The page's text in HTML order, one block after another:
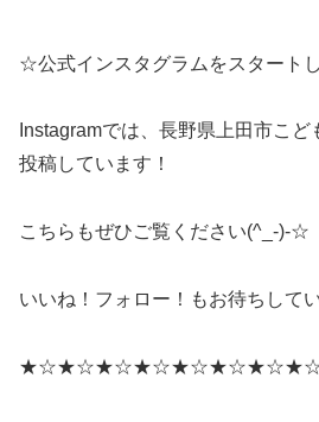
☆公式インスタグラムをスタート
Instagramでは、長野県上田市こ
投稿しています！
こちらもぜひご覧ください(^_-)-☆
いいね！フォロー！もお待ちして